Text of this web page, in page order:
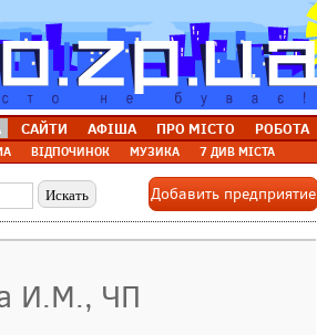
САЙТИ АФІША ПРО МІСТО РОБОТА
ВІДПОЧИНОК МУЗИКА 7 ДИВ МІСТА
Добавить предприятие
И.М., ЧП